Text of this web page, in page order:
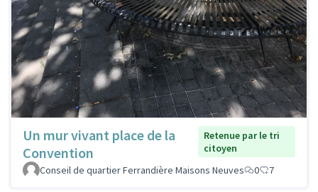
Un mur vivant place de la
Convention
Retenue par le tri
citoyen
Conseil de quartier Ferrandière Maisons Neuves
0 7